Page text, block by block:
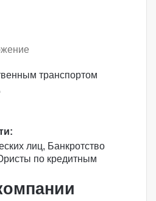
транспортом
лиц, Банкротство
по кредитным